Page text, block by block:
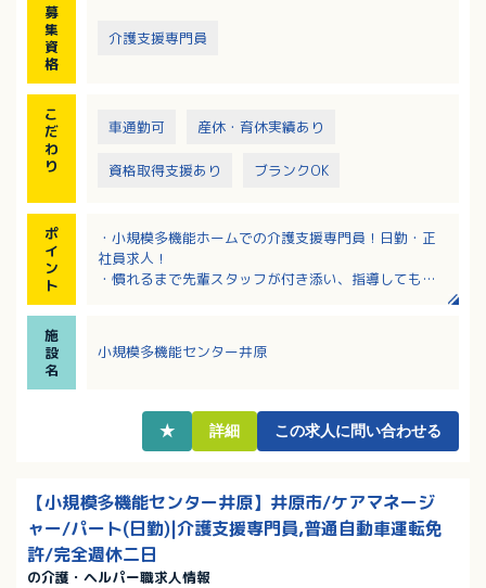
募
集
資
格
介護支援専門員
こ
だ
わ
り
車通勤可 産休・育休実績あり
資格取得支援あり ブランクOK
ポ
イ
ン
ト
・小規模多機能ホームでの介護支援専門員！日勤・正
社員求人！
・慣れるまで先輩スタッフが付き添い、指導してもら
す
・大手法人ならではの働きやすい職場環境！子育て中
の方や幅広い年齢層の方が活躍中です
施
設
名
小規模多機能センター井原
★ 詳細 この求人に問い合わせる
【小規模多機能センター井原】井原市/ケアマネージ
ャー/パート(日勤)|介護支援専門員,普通自動車運転免
許/完全週休二日
の介護・ヘルパー職求人情報